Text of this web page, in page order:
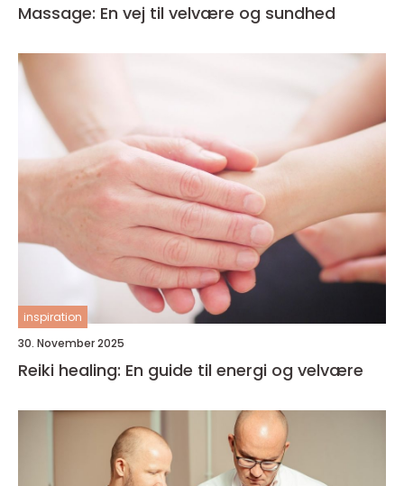
Massage: En vej til velvære og sundhed
inspiration
30. November 2025
Reiki healing: En guide til energi og velvære